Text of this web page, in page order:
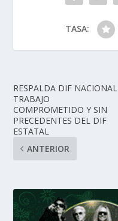
TASA:
RESPALDA DIF NACIONAL
TRABAJO
COMPROMETIDO Y SIN
PRECEDENTES DEL DIF
ESTATAL
ANTERIOR